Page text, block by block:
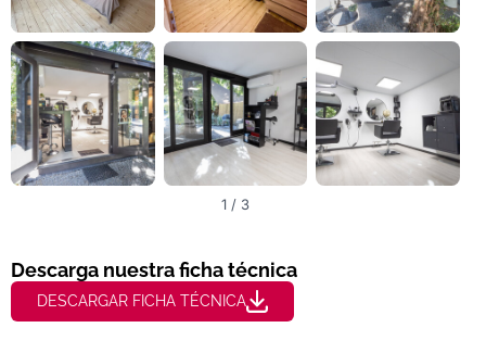
1 / 3
Descarga nuestra ficha técnica
DESCARGAR FICHA TÉCNICA